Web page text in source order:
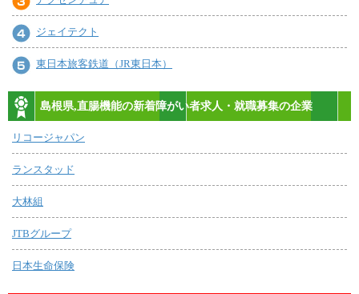
ジェイテクト
東日本旅客鉄道（JR東日本）
島根県,直腸機能の新着障がい者求人・就職募集の企業
リコージャパン
ランスタッド
大林組
JTBグループ
日本生命保険